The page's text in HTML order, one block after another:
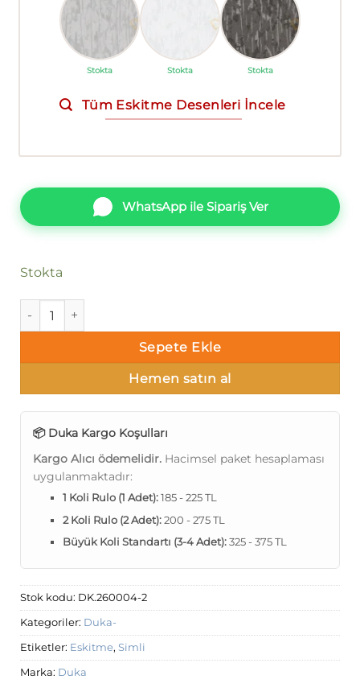
Stokta Stokta Stokta
Tüm Eskitme Desenleri İncele
WhatsApp ile Sipariş Ver
Stokta
Duka Eftalia F dk.260004-2 adet
Sepete Ekle
Hemen satın al
📦 Duka Kargo Koşulları
Kargo Alıcı ödemelidir. Hacimsel paket hesaplaması
uygulanmaktadır:
1 Koli Rulo (1 Adet):185 - 225 TL
2 Koli Rulo (2 Adet):200 - 275 TL
Büyük Koli Standartı (3-4 Adet):325 - 375 TL
Stok kodu: DK.260004-2
Kategoriler: Duka-
Etiketler: Eskitme, Simli
Marka: Duka